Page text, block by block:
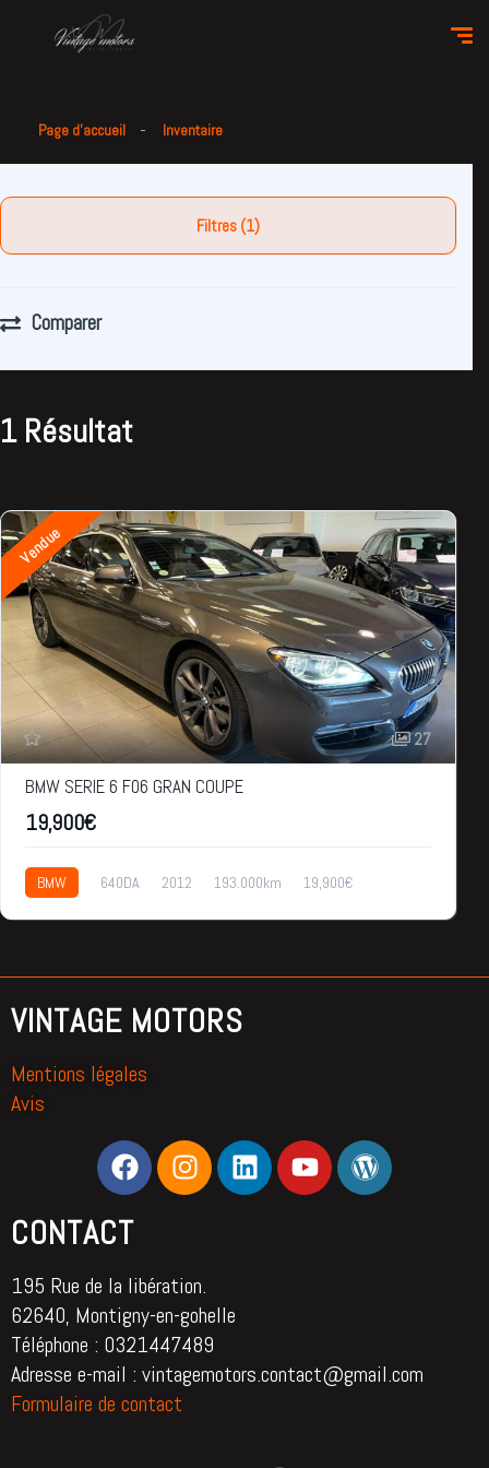
Page d'accueil Inventaire
Filtres (1)
Comparer
1 Résultat
Vendue
27
BMW SERIE 6 F06 GRAN COUPE
19,900€
BMW 640DA 2012 193.000km 19,900€
VINTAGE MOTORS
Mentions légales
Avis
CONTACT
195 Rue de la libération.
62640, Montigny-en-gohelle
Téléphone : 0321447489
Adresse e-mail : vintagemotors.contact@gmail.com
Formulaire de contact